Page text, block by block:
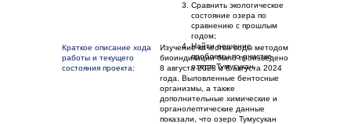
Сравнить экологическое
состояние озера по
сравнению с прошлым
годом;
Найти решение
проблемы по очистке
озера Тумусукан.
Изучение качества воды методом
биоиндикации было произведено
8 августа 2023 и 8 августа 2024
года. Выловленные бентосные
организмы, а также
дополнительные химические и
органолептические данные
показали, что озеро Тумусукан
Краткое описание хода
работы и текущего
состояния проекта: